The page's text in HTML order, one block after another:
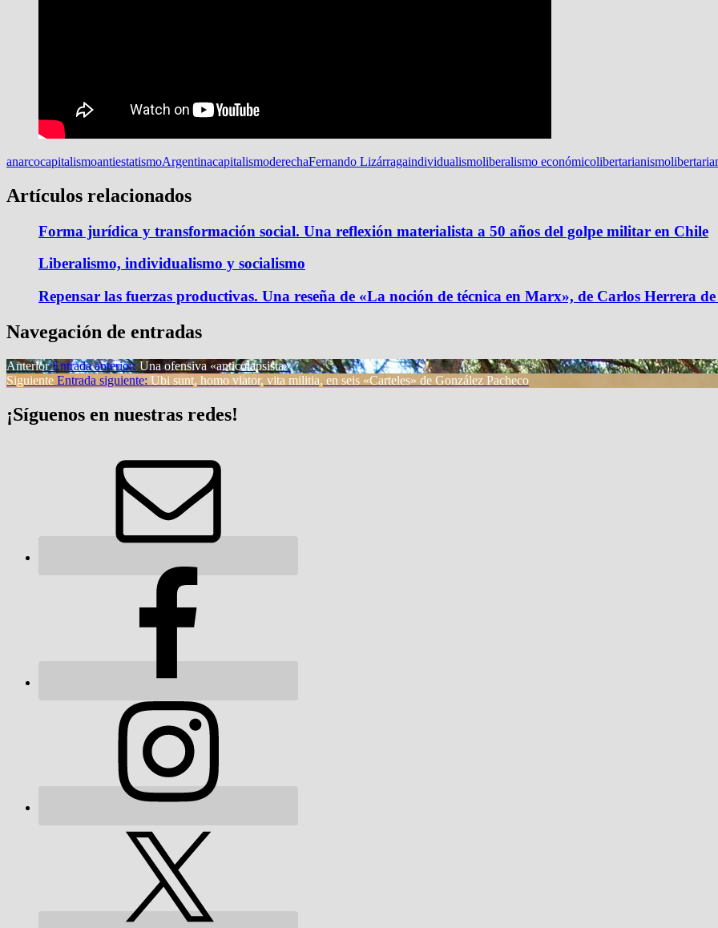
anarcocapitalismoantiestatismoArgentinacapitalismoderechaFernando Lizárragaindividualismoliberalismo económicolibertarianismo
Artículos relacionados
Forma jurídica y transformación social. Una reflexión materialista a 50 años del golpe militar en Chile
Liberalismo, individualismo y socialismo
Repensar las fuerzas productivas. Una reseña de «La noción de técnica en Marx», de Carlos Herrera
Navegación de entradas
Anterior Entrada anterior: Una ofensiva «anticolapsista»
Siguiente Entrada siguiente: Ubi sunt, homo viator, vita militia, en seis «Carteles» de González Pacheco
¡Síguenos en nuestras redes!